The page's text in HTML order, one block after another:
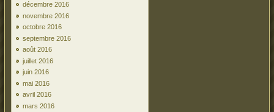
décembre 2016
novembre 2016
octobre 2016
septembre 2016
août 2016
juillet 2016
juin 2016
mai 2016
avril 2016
mars 2016